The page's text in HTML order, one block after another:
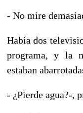
- No mire
Había dos
programa, y la
estaban
- ¿Pierde agua?-,